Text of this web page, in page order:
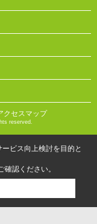
クセスマップ
reserved.
ビス向上検討を目的と
確認ください。